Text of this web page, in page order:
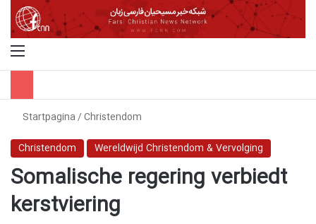
Startpagina/Christendom
Christendom
Wereldwijd Christendom & Vervolging
Somalische regering verbiedt
kerstviering